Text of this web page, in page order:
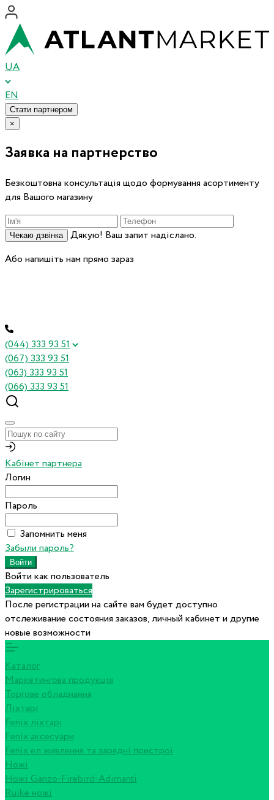
UA
EN
Стати партнером
×
Заявка на партнерство
Безкоштовна консультація щодо формування асортименту
для Вашого магазину
Чекаю дзвінка
Дякую! Ваш запит надіслано.
Або напишіть нам прямо зараз
(044) 333 93 51
(067) 333 93 51
(063) 333 93 51
(066) 333 93 51
Кабінет партнера
Логин
Пароль
Запомнить меня
Забыли пароль?
Войти как пользователь
Зарегистрироваться
После регистрации на сайте вам будет доступно
отслеживание состояния заказов, личный кабинет и другие
новые возможности
Каталог
Маркетингова продукція
Торгове обладнання
Ліхтарі
Fenix ліхтарі
Fenix аксесуари
Fenix ел живлення та зарядні пристрої
Ножі
Ножі Ganzo-Firebird-Adimanti
Ruike ножі